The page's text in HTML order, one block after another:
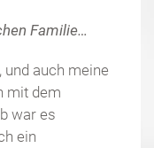
Familie…
auch meine
mit dem
war es
ein